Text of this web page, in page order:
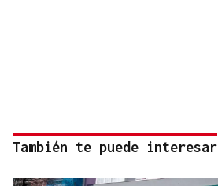
También te puede interesar